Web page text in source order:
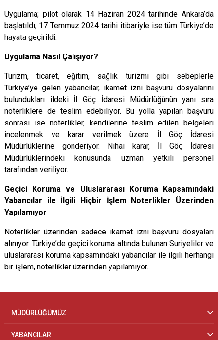
Uygulama; pilot olarak 14 Haziran 2024 tarihinde Ankara’da
başlatıldı, 17 Temmuz 2024 tarihi itibariyle ise tüm Türkiye’de
hayata geçirildi.
Uygulama Nasıl Çalışıyor?
Turizm, ticaret, eğitim, sağlık turizmi gibi sebeplerle
Türkiye’ye gelen yabancılar, ikamet izni başvuru dosyalarını
bulundukları ildeki İl Göç İdaresi Müdürlüğünün yanı sıra
noterliklere de teslim edebiliyor. Bu yolla yapılan başvuru
sonrası ise noterlikler, kendilerine teslim edilen belgeleri
incelenmek ve karar verilmek üzere İl Göç İdaresi
Müdürlüklerine gönderiyor. Nihai karar, İl Göç İdaresi
Müdürlüklerindeki konusunda uzman yetkili personel
tarafından veriliyor.
Geçici Koruma ve Uluslararası Koruma Kapsamındaki
Yabancılar ile İlgili Hiçbir İşlem Noterlikler Üzerinden
Yapılamıyor
Noterlikler üzerinden sadece ikamet izni başvuru dosyaları
alınıyor. Türkiye’de geçici koruma altında bulunan Suriyeliler ve
uluslararası koruma kapsamındaki yabancılar ile ilgili herhangi
bir işlem, noterlikler üzerinden yapılamıyor.
MÜDÜRLÜĞÜMÜZ
YABANCILAR